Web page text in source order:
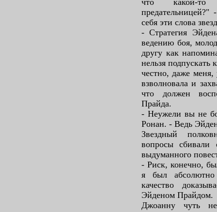
предательницей?"
себя эти слова
- Стратегия
ведению боя,
другу как
нельзя
честно, даже
взволновала и
что должен
Прайда.
- Неужели вы не
Ронан. - Ведь
Звездный
вопросы
выдуманного
- Риск, конечно,
я был
качество
Эйденом Прайдом.
Джоанну чуть